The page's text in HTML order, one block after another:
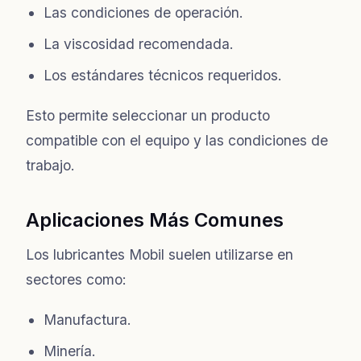
Las condiciones de operación.
La viscosidad recomendada.
Los estándares técnicos requeridos.
Esto permite seleccionar un producto
compatible con el equipo y las condiciones de
trabajo.
Aplicaciones Más Comunes
Los lubricantes Mobil suelen utilizarse en
sectores como:
Manufactura.
Minería.